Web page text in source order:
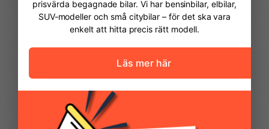
Pixel LED-strålkastare
Premium
tyg/halvläderklädsel
Sidospeglar i Perla
FINANSIERING
Vi hjälper dig att ordna finansiering av
din bil. Här kan du räkna ut din
ansökan online.
Kontantinsats124 975,00 kr